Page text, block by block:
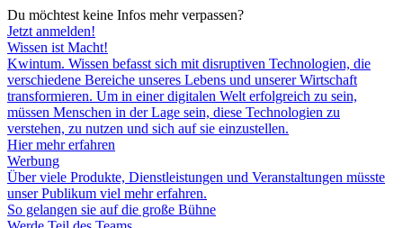
Du möchtest keine Infos mehr verpassen?
Jetzt anmelden!
Wissen ist Macht!
Kwintum. Wissen befasst sich mit disruptiven Technologien, die
verschiedene Bereiche unseres Lebens und unserer Wirtschaft
transformieren. Um in einer digitalen Welt erfolgreich zu sein,
müssen Menschen in der Lage sein, diese Technologien zu
verstehen, zu nutzen und sich auf sie einzustellen.
Hier mehr erfahren
Werbung
Über viele Produkte, Dienstleistungen und Veranstaltungen müsste
unser Publikum viel mehr erfahren.
So gelangen sie auf die große Bühne